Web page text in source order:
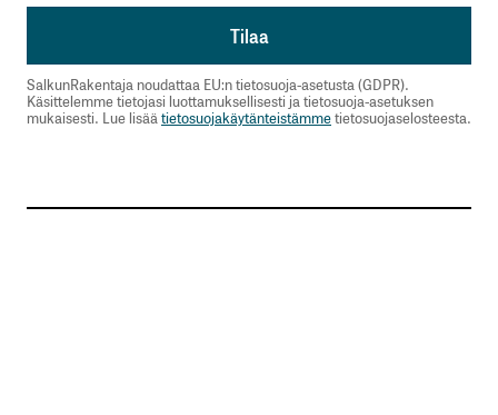
SalkunRakentaja noudattaa EU:n tietosuoja-asetusta (GDPR).
Käsittelemme tietojasi luottamuksellisesti ja tietosuoja-asetuksen
mukaisesti. Lue lisää tietosuojakäytänteistämmetietosuojaselosteesta.